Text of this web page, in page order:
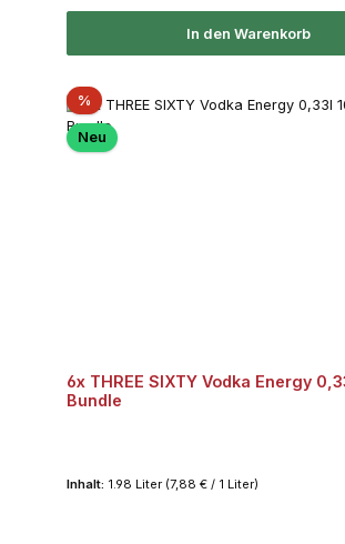
In den Warenkorb
%Rabatt
Neu
6x THREE SIXTY Vodka Energy
Bundle
Inhalt: 1.98 Liter (7,88 € / 1 Liter)